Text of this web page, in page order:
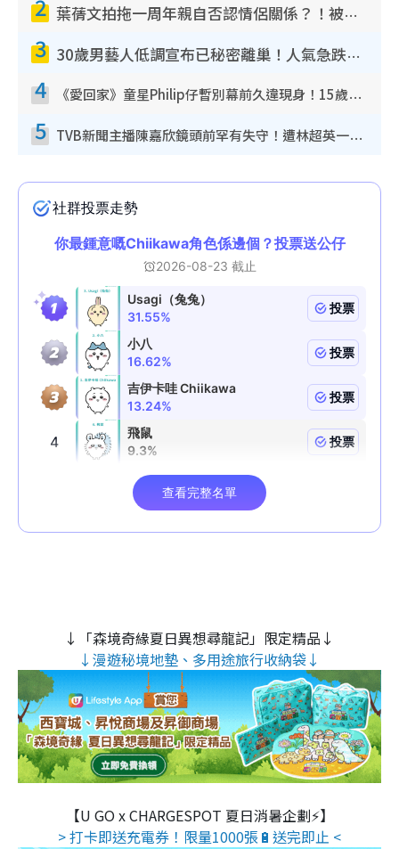
2 葉蒨文拍拖一周年親自否認情侶關係？！被質疑感情造假竟稱GM「普通同事」
3 30歲男藝人低調宣布已秘密離巢！人氣急跌變失蹤人口︰「這幾年過得並不容易」
4 《愛回家》童星Philip仔暫別幕前久違現身！15歲近況暴風長高蛻變帥氣少男
5 TVB新聞主播陳嘉欣鏡頭前罕有失守！遭林超英一句說話突襲嚇親當場大笑
↓「森境奇緣夏日異想尋龍記」限定精品↓
↓漫遊秘境地墊、多用途旅行收納袋↓
【U GO x CHARGESPOT 夏日消暑企劃⚡】
> 打卡即送充電券！限量1000張🔋送完即止 <